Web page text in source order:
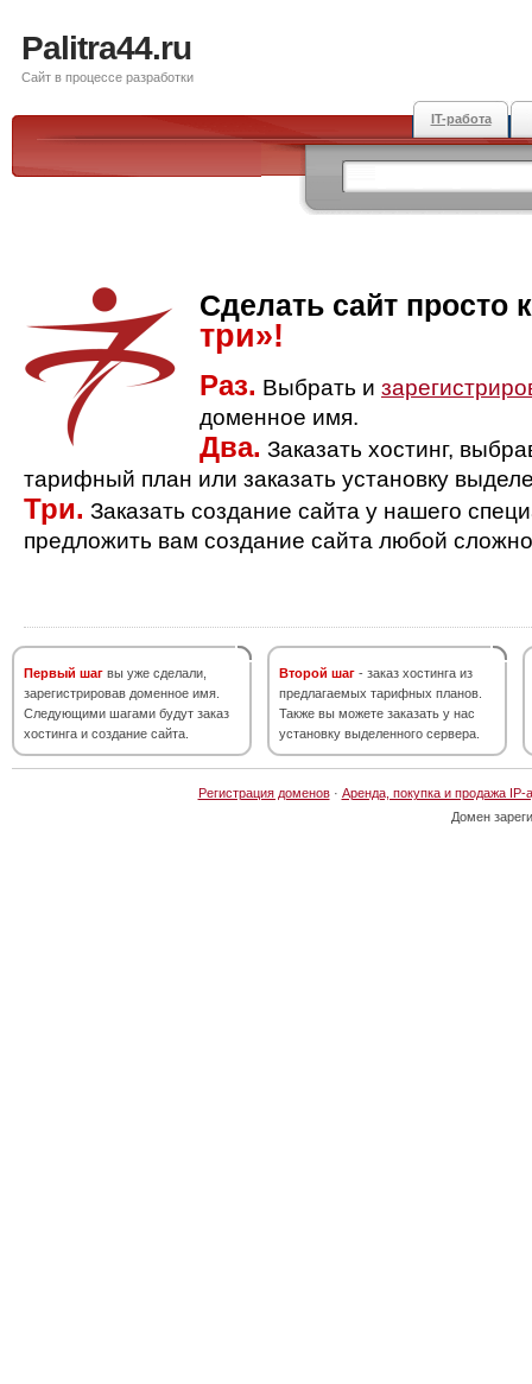
Palitra44.ru
Сайт в процессе разработки
IT-работа
Сделать сайт просто
три»!
Раз. Выбрать и
доменное имя.
Два. Заказать хостинг,
тарифный план или заказать установку
Три. Заказать создание сайта у нашего
предложить вам создание сайта любой
Первый шаг вы уже сделали,
зарегистрировав доменное имя.
Следующими шагами будут заказ
хостинга и создание сайта.
Второй шаг - заказ хостинга из
предлагаемых тарифных планов.
Также вы можете заказать у нас
установку выделенного сервера.
Регистрация доменов· Аренда, покупка и продажа IP-
Домен